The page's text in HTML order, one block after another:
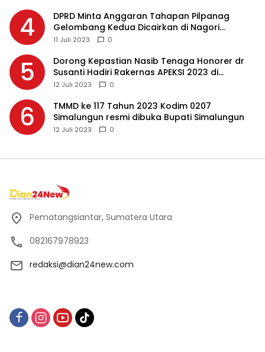
4
DPRD Minta Anggaran Tahapan Pilpanag
Gelombang Kedua Dicairkan di Nagori
Masing-masing, Ini Alasannya…
11 Juli 2023 0
5
Dorong Kepastian Nasib Tenaga Honorer dr
Susanti Hadiri Rakernas APEKSI 2023 di
Makassar
12 Juli 2023 0
6
TMMD ke 117 Tahun 2023 Kodim 0207
Simalungun resmi dibuka Bupati Simalungun
12 Juli 2023 0
Pematangsiantar, Sumatera Utara
082167978923
redaksi@dian24new.com